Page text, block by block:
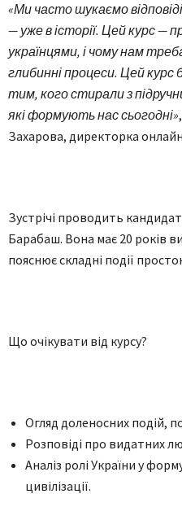
«Ми часто шукаємо
— уже в історії. Цей курс —
українцями, і чому нам
глибинні процеси. Цей курс
тим, кого стирали з
які формують нас сьогодні»
Захарова, директорка
Зустрічі проводить
Барабаш. Вона має 20 років
пояснює складні події
Що очікувати від курсу?
Огляд доленосних подій,
Розповіді про видатних
Аналіз ролі України у
цивілізації.